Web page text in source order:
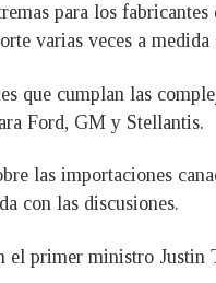
para los
varias veces a
que cumplan las
Ford, GM y Stellantis.
las importaciones
con las discusiones.
el primer ministro